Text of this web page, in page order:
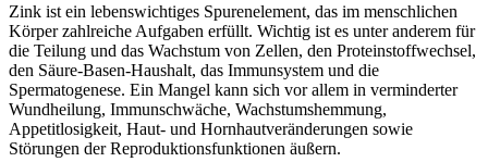
Zink ist ein lebenswichtiges Spurenelement, das im menschlichen
Körper zahlreiche Aufgaben erfüllt. Wichtig ist es unter anderem für
die Teilung und das Wachstum von Zellen, den Proteinstoffwechsel,
den Säure-Basen-Haushalt, das Immunsystem und die
Spermatogenese. Ein Mangel kann sich vor allem in verminderter
Wundheilung, Immunschwäche, Wachstumshemmung,
Appetitlosigkeit, Haut- und Hornhautveränderungen sowie
Störungen der Reproduktionsfunktionen äußern.